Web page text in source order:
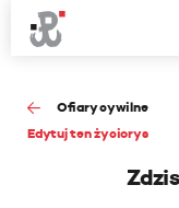
Ofiary cywilne
Edytuj ten życiorys